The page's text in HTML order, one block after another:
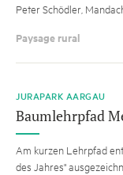
Peter Schödler,
Paysage rural
JURAPARK AARGAU
Baumlehrpfad
Am kurzen Lehrpfad
des Jahres"